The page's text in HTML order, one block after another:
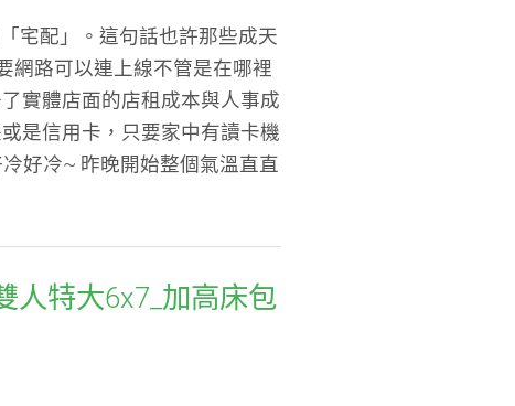
宅配」。這句話也許那些成天
網路可以連上線不管是在哪裡
實體店面的店租成本與人事成
是信用卡，只要家中有讀卡機
好冷~ 昨晚開始整個氣溫直直
人特大6x7_加高床包